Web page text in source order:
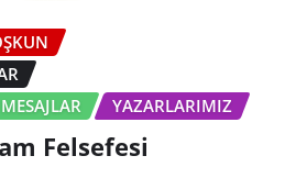
YAZARLARIMIZ
Felsefesi